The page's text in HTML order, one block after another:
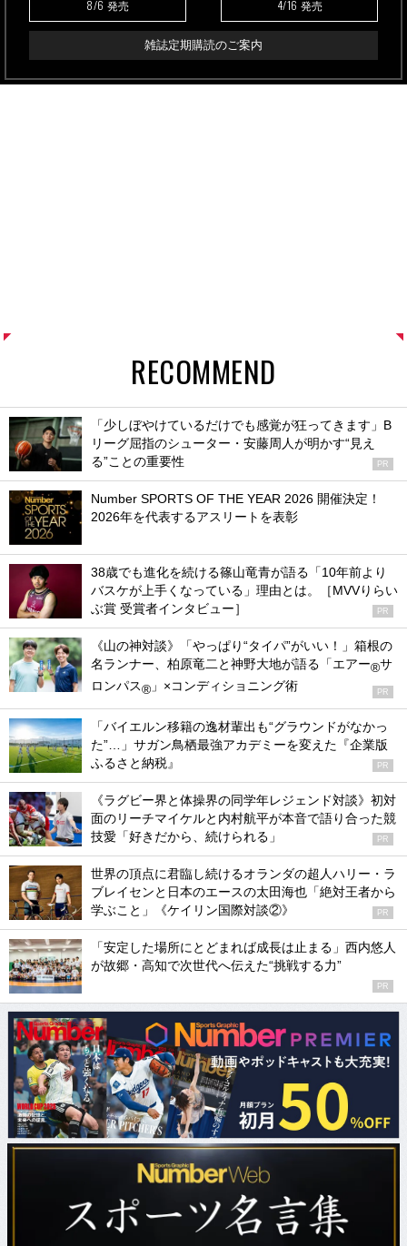
8/6 発売 4/16 発売
雑誌定期購読のご案内
RECOMMEND
「少しぼやけているだけでも感覚が狂ってきます」B
リーグ屈指のシューター・安藤周人が明かす“見え
る”ことの重要性
PR
Number SPORTS OF THE YEAR 2026 開催決定！
2026年を代表するアスリートを表彰
38歳でも進化を続ける篠山竜青が語る「10年前より
バスケが上手くなっている」理由とは。［MVVりらい
ぶ賞 受賞者インタビュー］
PR
《山の神対談》「やっぱり“タイパ”がいい！」箱根の
名ランナー、柏原竜二と神野大地が語る「エアー®サ
ロンパス® 」×コンディショニング術 PR
「バイエルン移籍の逸材輩出も“グラウンドがなかっ
た”…」サガン鳥栖最強アカデミーを変えた『企業版
ふるさと納税』
PR
《ラグビー界と体操界の同学年レジェンド対談》初対
面のリーチマイケルと内村航平が本音で語り合った競
技愛「好きだから、続けられる」
PR
世界の頂点に君臨し続けるオランダの超人ハリー・ラ
ブレイセンと日本のエースの太田海也「絶対王者から
学ぶこと」《ケイリン国際対談②》
PR
「安定した場所にとどまれば成長は止まる」西内悠人
が故郷・高知で次世代へ伝えた“挑戦する力”
PR